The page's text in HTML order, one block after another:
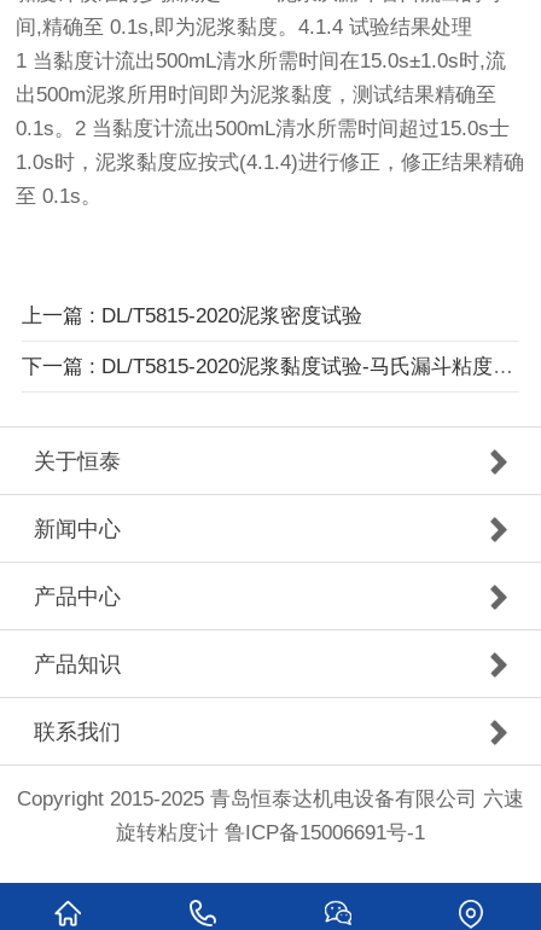
间,精确至 0.1s,即为泥浆黏度。4.1.4 试验结果处理
1 当黏度计流出500mL清水所需时间在15.0s±1.0s时,流
出500m泥浆所用时间即为泥浆黏度，测试结果精确至
0.1s。2 当黏度计流出500mL清水所需时间超过15.0s士
1.0s时，泥浆黏度应按式(4.1.4)进行修正，修正结果精确
至 0.1s。
上一篇 : DL/T5815-2020泥浆密度试验
下一篇 : DL/T5815-2020泥浆黏度试验-马氏漏斗粘度计法
关于恒泰
新闻中心
产品中心
产品知识
联系我们
Copyright 2015-2025 青岛恒泰达机电设备有限公司 六速
旋转粘度计 鲁ICP备15006691号-1